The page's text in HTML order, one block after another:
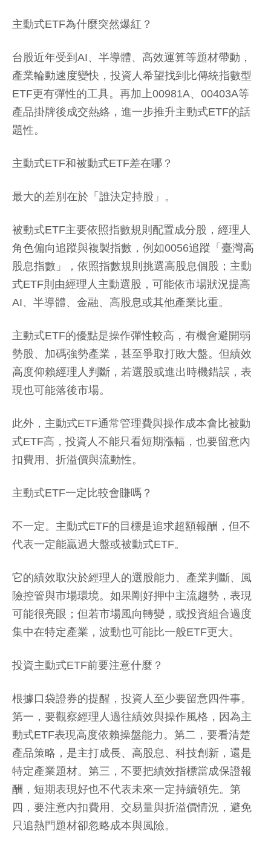
主動式ETF為什麼突然爆紅？
台股近年受到AI、半導體、高效運算等題材帶動，
產業輪動速度變快，投資人希望找到比傳統指數型
ETF更有彈性的工具。再加上00981A、00403A等
產品掛牌後成交熱絡，進一步推升主動式ETF的話
題性。
主動式ETF和被動式ETF差在哪？
最大的差別在於「誰決定持股」。
被動式ETF主要依照指數規則配置成分股，經理人
角色偏向追蹤與複製指數，例如0056追蹤「臺灣高
股息指數」，依照指數規則挑選高股息個股；主動
式ETF則由經理人主動選股，可能依市場狀況提高
AI、半導體、金融、高股息或其他產業比重。
主動式ETF的優點是操作彈性較高，有機會避開弱
勢股、加碼強勢產業，甚至爭取打敗大盤。但績效
高度仰賴經理人判斷，若選股或進出時機錯誤，表
現也可能落後市場。
此外，主動式ETF通常管理費與操作成本會比被動
式ETF高，投資人不能只看短期漲幅，也要留意內
扣費用、折溢價與流動性。
主動式ETF一定比較會賺嗎？
不一定。主動式ETF的目標是追求超額報酬，但不
代表一定能贏過大盤或被動式ETF。
它的績效取決於經理人的選股能力、產業判斷、風
險控管與市場環境。如果剛好押中主流趨勢，表現
可能很亮眼；但若市場風向轉變，或投資組合過度
集中在特定產業，波動也可能比一般ETF更大。
投資主動式ETF前要注意什麼？
根據口袋證券的提醒，投資人至少要留意四件事。
第一，要觀察經理人過往績效與操作風格，因為主
動式ETF表現高度依賴操盤能力。第二，要看清楚
產品策略，是主打成長、高股息、科技創新，還是
特定產業題材。第三，不要把績效指標當成保證報
酬，短期表現好也不代表未來一定持續領先。第
四，要注意內扣費用、交易量與折溢價情況，避免
只追熱門題材卻忽略成本與風險。